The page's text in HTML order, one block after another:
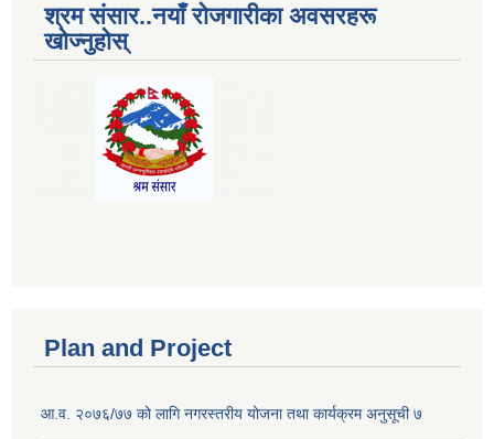
श्रम संसार..नयाँ रोजगारीका अवसरहरू
खोज्नुहोस्
Plan and Project
आ.व. २०७६/७७ को लागि नगरस्तरीय योजना तथा कार्यक्रम अनुसूची ७